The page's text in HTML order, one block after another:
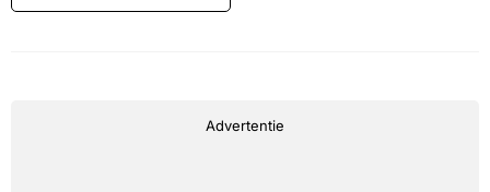
Advertentie